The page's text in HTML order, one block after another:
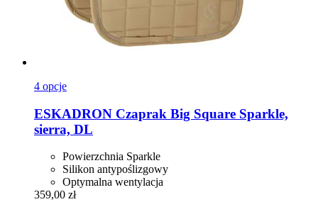
4 opcje
ESKADRON Czaprak Big Square Sparkle,
sierra, DL
Powierzchnia Sparkle
Silikon antypoślizgowy
Optymalna wentylacja
359,00 zł